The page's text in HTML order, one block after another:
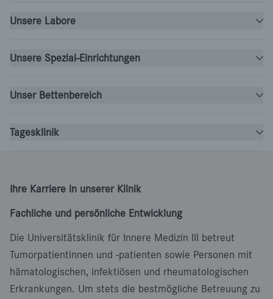
Unsere Labore
Unsere Spezial-Einrichtungen
Unser Bettenbereich
Tagesklinik
Ihre Karriere in unserer Klinik
Fachliche und persönliche Entwicklung
Die Universitätsklinik für Innere Medizin III betreut
Tumorpatientinnen und -patienten sowie Personen mit
hämatologischen, infektiösen und rheumatologischen
Erkrankungen. Um stets die bestmögliche Betreuung zu